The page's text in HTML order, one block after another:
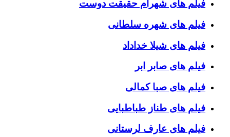
فیلم های شهرام حقیقت دوست
فیلم های شهره سلطانی
فیلم های شیلا خداداد
فیلم های صابر ابر
فیلم های صبا کمالی
فیلم های طناز طباطبایی
فیلم های عارف لرستانی